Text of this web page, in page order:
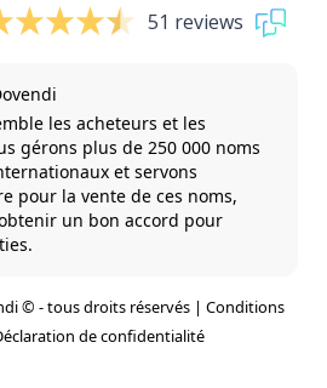
51 reviews
les acheteurs et les
gérons plus de 250 000 noms
et servons
pour la vente de ces noms,
un bon accord pour
© - tous droits réservés | Conditions
de confidentialité